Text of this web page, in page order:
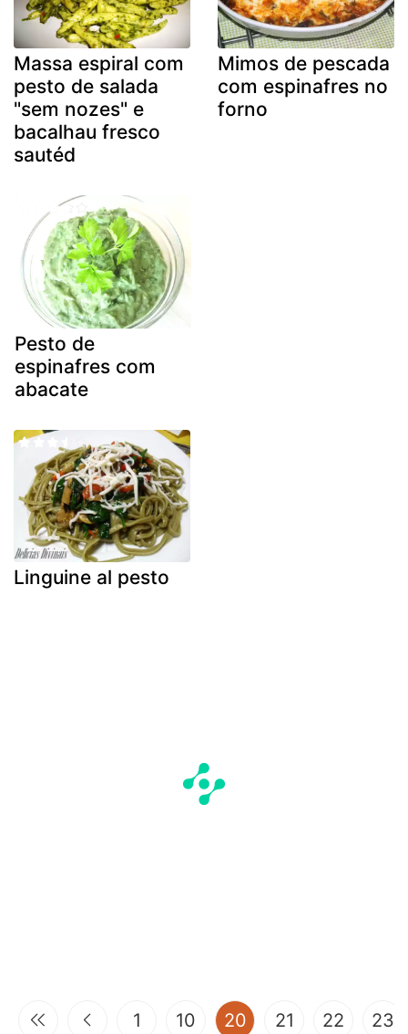
Massa espiral com
pesto de salada
"sem nozes" e
bacalhau fresco
sautéd
Mimos de pescada
com espinafres no
forno
Pesto de
espinafres com
abacate
Linguine al pesto
1 10 20(current)
21 22 23